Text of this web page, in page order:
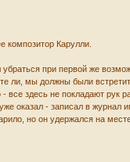
композитор Карулли.
при первой же
ли, мы должны были
здесь не покладают рук
оказал - записал в журнал
но он удержался на